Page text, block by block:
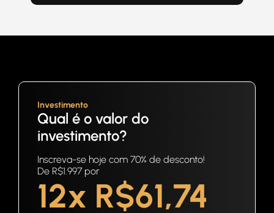
Investimento
Qual é o valor do
investimento?
Inscreva-se hoje com 70% de desconto!
De R$1.997 por
12x R$61,74